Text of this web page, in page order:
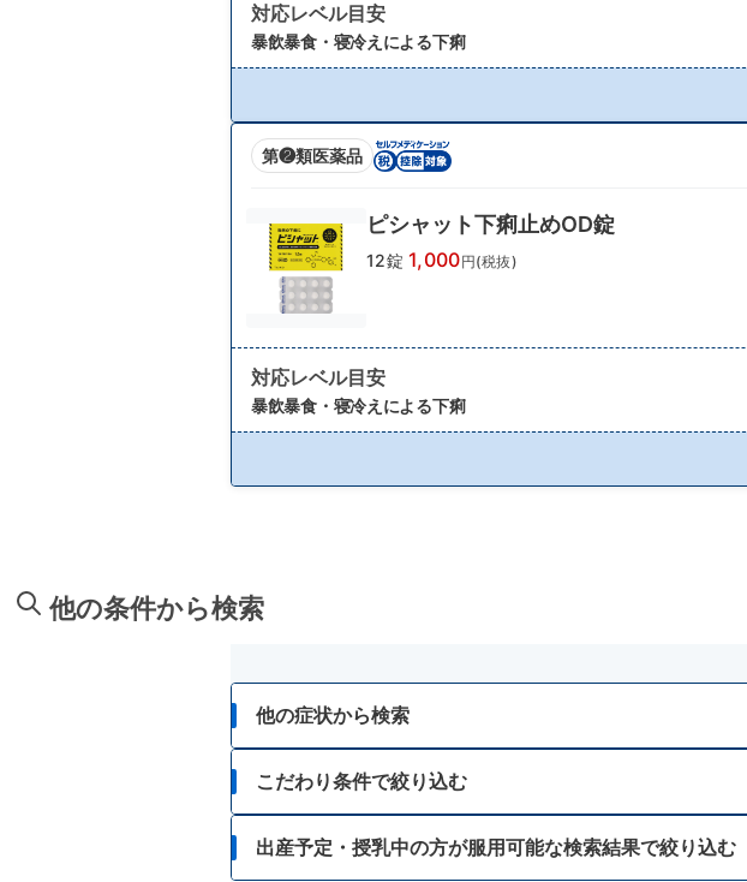
対応レベル目安
暴飲暴食・寝冷えによる下痢
第❷類医薬品
ピシャット下痢止めOD錠
12錠 1,000円(税抜)
対応レベル目安
暴飲暴食・寝冷えによる下痢
他の条件から検索
他の症状から検索
胃痛
胸焼け
こだわり条件で絞り込む
15歳未満
出産予定・授乳中の方が服用可能な検索結果で絞り込む